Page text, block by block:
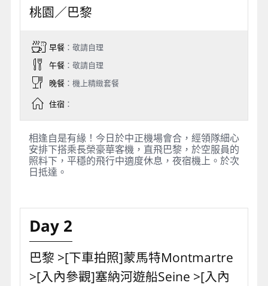
桃園／巴黎
早餐：敬請自理
午餐：敬請自理
晚餐：機上精緻套餐
住宿：
相逢自是有緣！今日於中正機場會合，經領隊細心
安排下搭乘長榮豪華客機，直飛巴黎，於空服員的
照料下，平穩的飛行中適度休息，夜宿機上。於次
日抵達。
Day 2
巴黎 >[下車拍照]蒙馬特Montmartre
>[入內參觀]塞納河遊船Seine >[入內